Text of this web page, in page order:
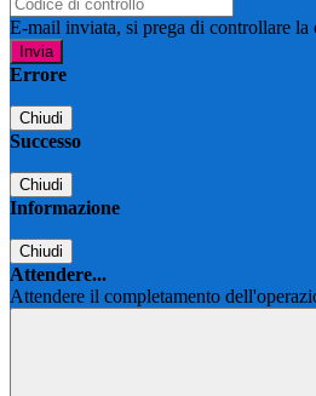
E-mail inviata, si prega di controllare la
Errore
Chiudi
Successo
Chiudi
Informazione
Chiudi
Attendere...
Attendere il completamento